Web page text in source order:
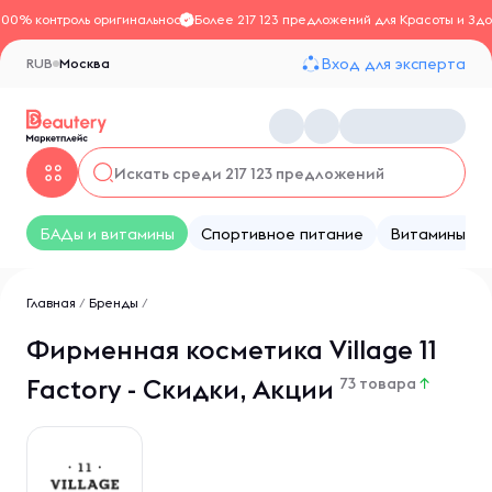
контроль оригинальностиБолее 217 123 предложений для Красоты и
Москва
RUB Вход для эксперта
БАДы и витамины Спортивное питание Витамины
Главная / Бренды /
Фирменная косметика Village 11
Factory - Скидки, Акции 73 товара ↑